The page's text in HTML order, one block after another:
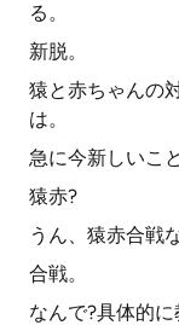
る。
新脱。
猿と赤ちゃんの
は。
急に今新しいこ
猿赤?
うん、猿赤合戦
合戦。
なんで?具体的に